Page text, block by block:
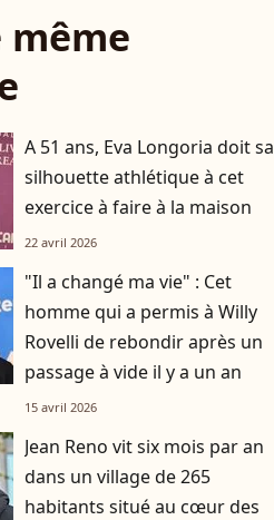
même
A 51 ans, Eva Longoria doit sa
silhouette athlétique à cet
exercice à faire à la maison
22 avril 2026
"Il a changé ma vie" : Cet
homme qui a permis à Willy
Rovelli de rebondir après un
passage à vide il y a un an
15 avril 2026
Jean Reno vit six mois par an
dans un village de 265
habitants situé au cœur des